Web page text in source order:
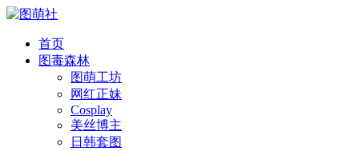
首页
图毒森林
图萌工坊
网红正妹
Cosplay
美丝博主
日韩套图